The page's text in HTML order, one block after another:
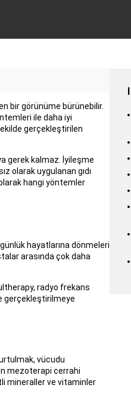
bir görünüme bürünebilir.
ile daha iyi
gerçekleştirilen
gerek kalmaz. İyileşme
olarak uygulanan gıdı
hangi yöntemler
hayatlarına dönmeleri
arasında çok daha
radyo frekans
gerçekleştirilmeye
vücudu
mezoterapi cerrahi
mineraller ve vitaminler